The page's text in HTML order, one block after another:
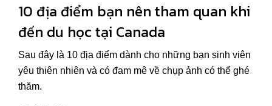
10 địa điểm bạn nên tham quan khi
đến du học tại Canada
Sau đây là 10 địa điểm dành cho những bạn sinh viên
yêu thiên nhiên và có đam mê về chụp ảnh có thể ghé
thăm.